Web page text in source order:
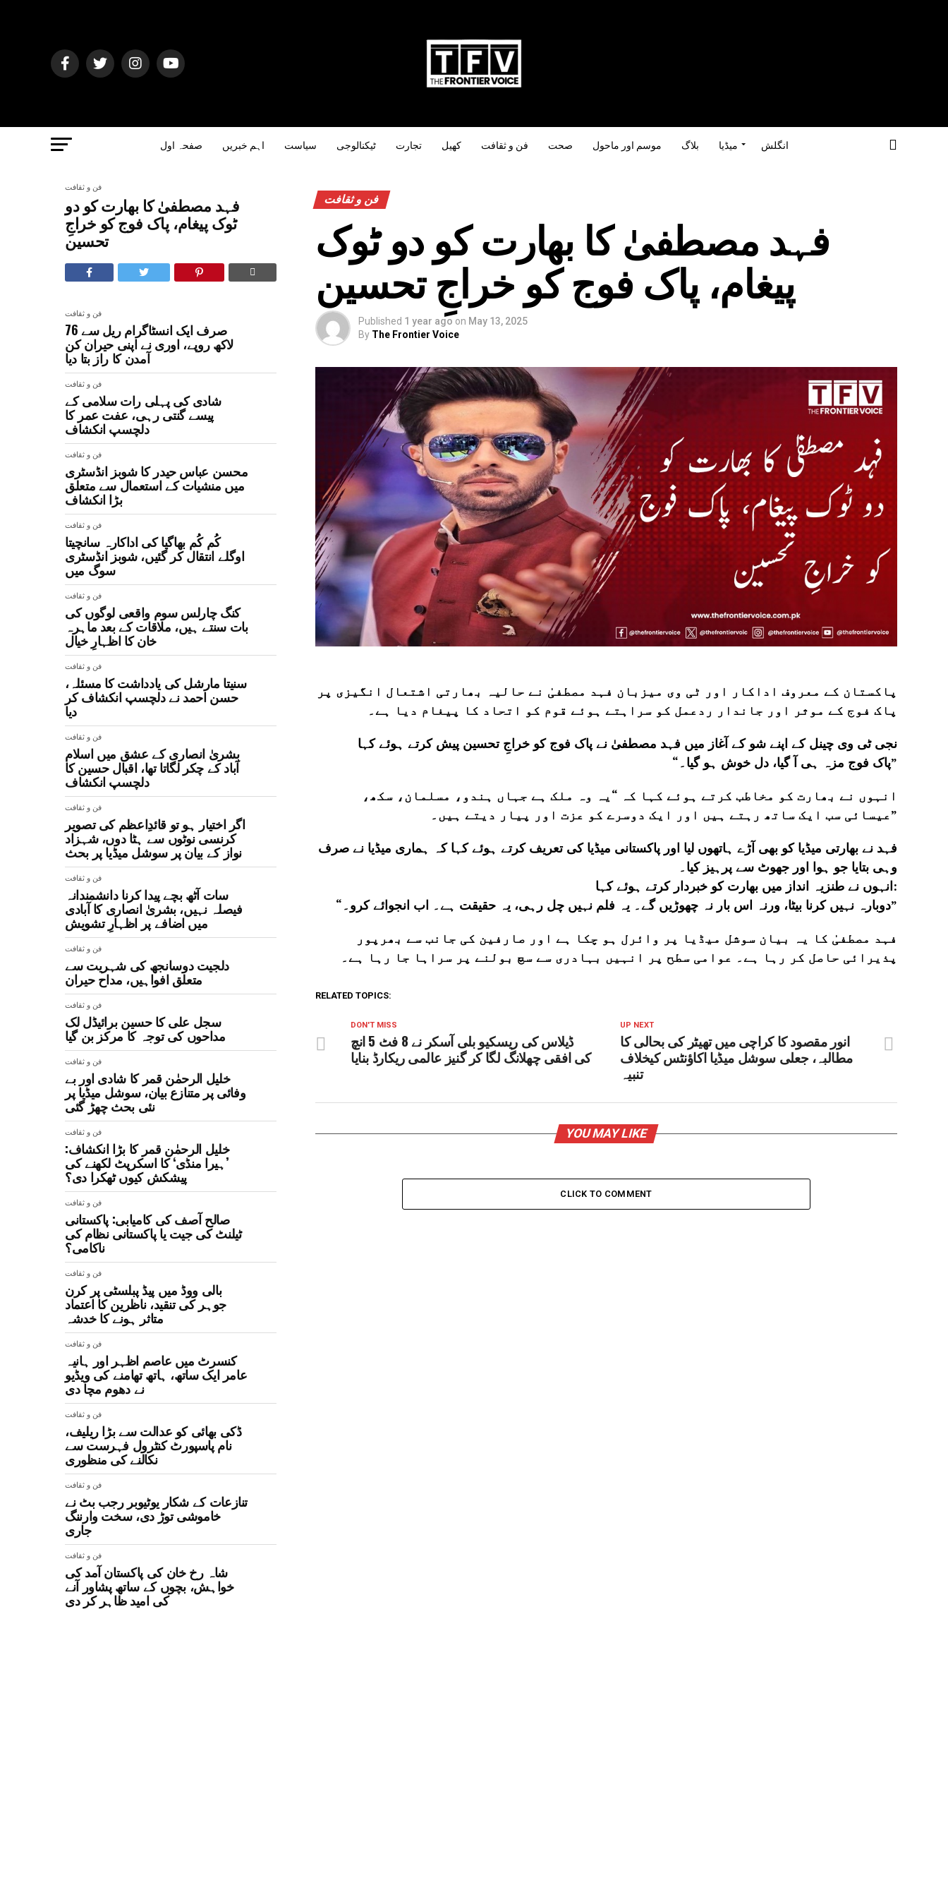
صفحہ اول اہم خبریں سیاست ٹیکنالوجی تجارت کھیل فن و ثقافت صحت موسم اور ماحول بلاگ میڈیا انگلش
فن و ثقافت
فہد مصطفیٰ کا بھارت کو دو
ٹوک پیغام، پاک فوج کو خراجِ
تحسین
فن و ثقافت
صرف ایک انسٹاگرام ریل سے 76
لاکھ روپے، اوری نے اپنی حیران کن
آمدن کا راز بتا دیا
فن و ثقافت
شادی کی پہلی رات سلامی کے
پیسے گنتی رہی، عفت عمر کا
دلچسپ انکشاف
فن و ثقافت
محسن عباس حیدر کا شوبز انڈسٹری
میں منشیات کے استعمال سے متعلق
بڑا انکشاف
فن و ثقافت
کُم کُم بھاگیا کی اداکارہ سانچیتا
اوگلے انتقال کر گئیں، شوبز انڈسٹری
سوگ میں
فن و ثقافت
کنگ چارلس سوم واقعی لوگوں کی
بات سنتے ہیں، ملاقات کے بعد ماہرہ
خان کا اظہارِ خیال
فن و ثقافت
سنیتا مارشل کی یادداشت کا مسئلہ،
حسن احمد نے دلچسپ انکشاف کر
دیا
فن و ثقافت
بشریٰ انصاری کے عشق میں اسلام
آباد کے چکر لگاتا تھا، اقبال حسین کا
دلچسپ انکشاف
فن و ثقافت
اگر اختیار ہو تو قائدِاعظم کی تصویر
کرنسی نوٹوں سے ہٹا دوں، شہزاد
نواز کے بیان پر سوشل میڈیا پر بحث
فن و ثقافت
سات آٹھ بچے پیدا کرنا دانشمندانہ
فیصلہ نہیں، بشریٰ انصاری کا آبادی
میں اضافے پر اظہارِ تشویش
فن و ثقافت
دلجیت دوسانجھ کی شہریت سے
متعلق افواہیں، مداح حیران
فن و ثقافت
سجل علی کا حسین برائیڈل لک
مداحوں کی توجہ کا مرکز بن گیا
فن و ثقافت
خلیل الرحمٰن قمر کا شادی اور بے
وفائی پر متنازع بیان، سوشل میڈیا پر
نئی بحث چھڑ گئی
فن و ثقافت
خلیل الرحمٰن قمر کا بڑا انکشاف:
’ہیرا منڈی‘ کا اسکرپٹ لکھنے کی
پیشکش کیوں ٹھکرا دی؟
فن و ثقافت
صالح آصف کی کامیابی: پاکستانی
ٹیلنٹ کی جیت یا پاکستانی نظام کی
ناکامی؟
فن و ثقافت
بالی ووڈ میں پیڈ پبلسٹی پر کرن
جوہر کی تنقید، ناظرین کا اعتماد
متاثر ہونے کا خدشہ
فن و ثقافت
کنسرٹ میں عاصم اظہر اور ہانیہ
عامر ایک ساتھ، ہاتھ تھامنے کی ویڈیو
نے دھوم مچا دی
فن و ثقافت
ڈکی بھائی کو عدالت سے بڑا ریلیف،
نام پاسپورٹ کنٹرول فہرست سے
نکالنے کی منظوری
فن و ثقافت
تنازعات کے شکار یوٹیوبر رجب بٹ نے
خاموشی توڑ دی، سخت وارننگ
جاری
فن و ثقافت
شاہ رخ خان کی پاکستان آمد کی
خواہش، بچوں کے ساتھ پشاور آنے
کی امید ظاہر کر دی
فن و ثقافت
فہد مصطفیٰ کا بھارت کو دو ٹوک
پیغام، پاک فوج کو خراجِ تحسین
Published 1 year ago on May 13, 2025
By The Frontier Voice
پاکستان کے معروف اداکار اور ٹی وی میزبان فہد مصطفیٰ نے حالیہ بھارتی اشتعال انگیزی پر
پاک فوج کے موثر اور جاندار ردعمل کو سراہتے ہوئے قوم کو اتحاد کا پیغام دیا ہے۔
نجی ٹی وی چینل کے اپنے شو کے آغاز میں فہد مصطفیٰ نے پاک فوج کو خراجِ تحسین پیش کرتے ہوئے کہا
“پاک فوج مزہ ہی آ گیا، دل خوش ہو گیا۔”
انہوں نے بھارت کو مخاطب کرتے ہوئے کہا کہ “یہ وہ ملک ہے جہاں ہندو، مسلمان، سکھ،
عیسائی سب ایک ساتھ رہتے ہیں اور ایک دوسرے کو عزت اور پیار دیتے ہیں۔”
فہد نے بھارتی میڈیا کو بھی آڑے ہاتھوں لیا اور پاکستانی میڈیا کی تعریف کرتے ہوئے کہا کہ ہماری میڈیا نے صرف
وہی بتایا جو ہوا اور جھوٹ سے پرہیز کیا۔
انہوں نے طنزیہ انداز میں بھارت کو خبردار کرتے ہوئے کہا:
“دوبارہ نہیں کرنا بیٹا، ورنہ اس بار نہ چھوڑیں گے۔ یہ فلم نہیں چل رہی، یہ حقیقت ہے۔ اب انجوائے کرو۔”
فہد مصطفیٰ کا یہ بیان سوشل میڈیا پر وائرل ہو چکا ہے اور صارفین کی جانب سے بھرپور
پذیرائی حاصل کر رہا ہے۔ عوامی سطح پر انہیں بہادری سے سچ بولنے پر سراہا جا رہا ہے۔
RELATED TOPICS:
UP NEXT
انور مقصود کا کراچی میں تھیٹر کی بحالی کا
مطالبہ، جعلی سوشل میڈیا اکاؤنٹس کیخلاف
تنبیہ
DON'T MISS
ڈیلاس کی ریسکیو بلی آسکر نے 8 فٹ 5 انچ
کی افقی چھلانگ لگا کر گنیز عالمی ریکارڈ بنایا
YOU MAY LIKE
CLICK TO COMMENT